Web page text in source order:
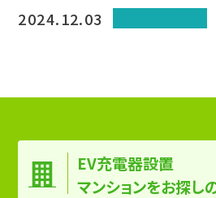
2024.12.03
EV充電器設置
マンションをお探し